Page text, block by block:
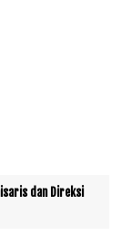
dan Direksi